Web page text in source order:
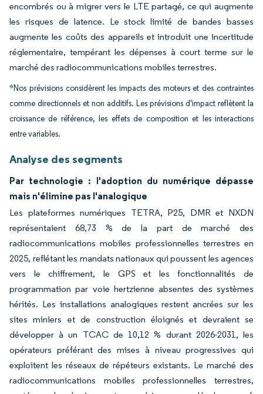
encombrés ou à migrer vers le LTE partagé, ce qui augmente
les risques de latence. Le stock limité de bandes basses
augmente les coûts des appareils et introduit une incertitude
réglementaire, tempérant les dépenses à court terme sur le
marché des radiocommunications mobiles terrestres.
*Nos prévisions considèrent les impacts des moteurs et des contraintes
comme directionnels et non additifs. Les prévisions d'impact reflètent la
croissance de référence, les effets de composition et les interactions
entre variables.
Analyse des segments
Par technologie : l'adoption du numérique dépasse
mais n'élimine pas l'analogique
Les plateformes numériques TETRA, P25, DMR et NXDN
représentaient 68,73 % de la part de marché des
radiocommunications mobiles professionnelles terrestres en
2025, reflétant les mandats nationaux qui poussent les agences
vers le chiffrement, le GPS et les fonctionnalités de
programmation par voie hertzienne absentes des systèmes
hérités. Les installations analogiques restent ancrées sur les
sites miniers et de construction éloignés et devraient se
développer à un TCAC de 10,12 % durant 2026-2031, les
opérateurs préférant des mises à niveau progressives qui
exploitent les réseaux de répéteurs existants. Le marché des
radiocommunications mobiles professionnelles terrestres,